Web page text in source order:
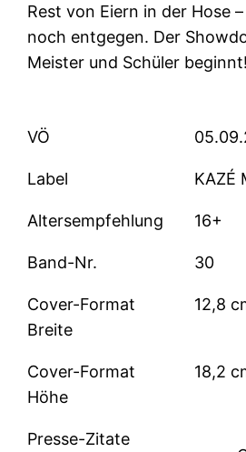
Rest von Eiern in der Hose
noch entgegen. Der
Meister und Schüler beginnt!
VÖ
Label KAZÉ
Altersempfehlung 16+
Band-Nr. 30
Cover-Format
Breite
12,8
Cover-Format
Höhe
18,2
Presse-Zitate